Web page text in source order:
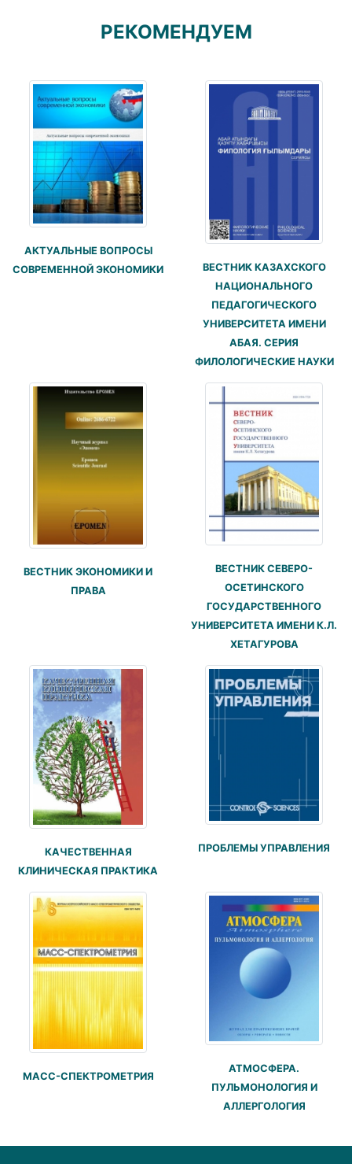
РЕКОМЕНДУЕМ
АКТУАЛЬНЫЕ ВОПРОСЫ
СОВРЕМЕННОЙ ЭКОНОМИКИ
ВЕСТНИК КАЗАХСКОГО
НАЦИОНАЛЬНОГО
ПЕДАГОГИЧЕСКОГО
УНИВЕРСИТЕТА ИМЕНИ
АБАЯ. СЕРИЯ
ФИЛОЛОГИЧЕСКИЕ НАУКИ
ВЕСТНИК ЭКОНОМИКИ И
ПРАВА
ВЕСТНИК СЕВЕРО-
ОСЕТИНСКОГО
ГОСУДАРСТВЕННОГО
УНИВЕРСИТЕТА ИМЕНИ К.Л.
ХЕТАГУРОВА
КАЧЕСТВЕННАЯ
КЛИНИЧЕСКАЯ ПРАКТИКА
ПРОБЛЕМЫ УПРАВЛЕНИЯ
МАСС-СПЕКТРОМЕТРИЯ
АТМОСФЕРА.
ПУЛЬМОНОЛОГИЯ И
АЛЛЕРГОЛОГИЯ